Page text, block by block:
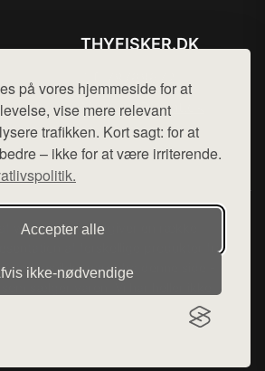
på vores hjemmeside for at
vise mere relevant
trafikken. Kort sagt: for at
– ikke for at være irriterende.
Accepter alle
ikke‑nødvendige
THYFISKER.DK
Mail: hej@want.dk
Cookie- og privatlivspolitik
want.dk, der udgiver en række
af forskellige produkter fra
sælges ikke varer fra denne side - vi
sælger varen. Vi har heller ikke